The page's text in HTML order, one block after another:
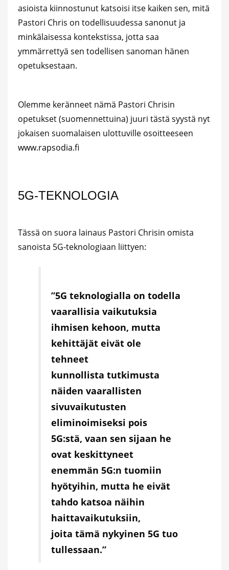
asioista kiinnostunut katsoisi itse kaiken sen, mitä
Pastori Chris on todellisuudessa sanonut ja
minkälaisessa kontekstissa, jotta saa
ymmärrettyä sen todellisen sanoman hänen
opetuksestaan.
Olemme keränneet nämä Pastori Chrisin
opetukset (suomennettuina) juuri tästä syystä nyt
jokaisen suomalaisen ulottuville osoitteeseen
www.rapsodia.fi
5G-TEKNOLOGIA
Tässä on suora lainaus Pastori Chrisin omista
sanoista 5G-teknologiaan liittyen:
”5G teknologialla on todella
vaarallisia vaikutuksia
ihmisen kehoon, mutta
kehittäjät eivät ole
tehneet
kunnollista tutkimusta
näiden vaarallisten
sivuvaikutusten
eliminoimiseksi pois
5G:stä, vaan sen sijaan he
ovat keskittyneet
enemmän 5G:n tuomiin
hyötyihin, mutta he eivät
tahdo katsoa näihin
haittavaikutuksiin,
joita tämä nykyinen 5G tuo
tullessaan.”